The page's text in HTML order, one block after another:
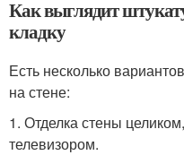
Как выглядит
кладку
Есть несколько
на стене:
1. Отделка стены
телевизором.